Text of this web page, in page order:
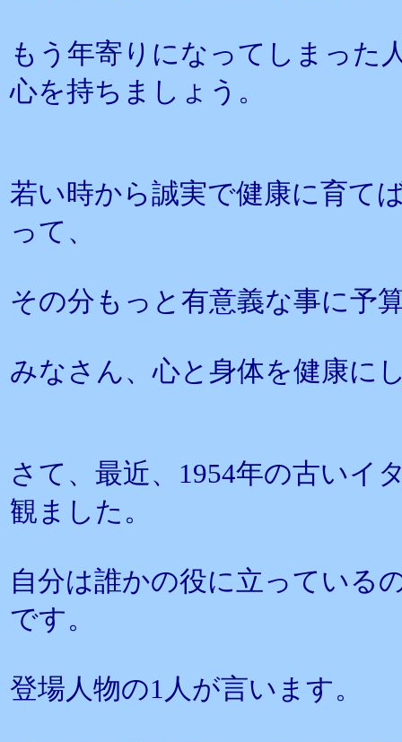
もう年寄りになってしまった
心を持ちましょう。
若い時から誠実で健康に育て
って、
その分もっと有意義な事に予
みなさん、心と身体を健康に
さて、最近、1954年の古いイ
観ました。
自分は誰かの役に立っている
です。
登場人物の1人が言います。